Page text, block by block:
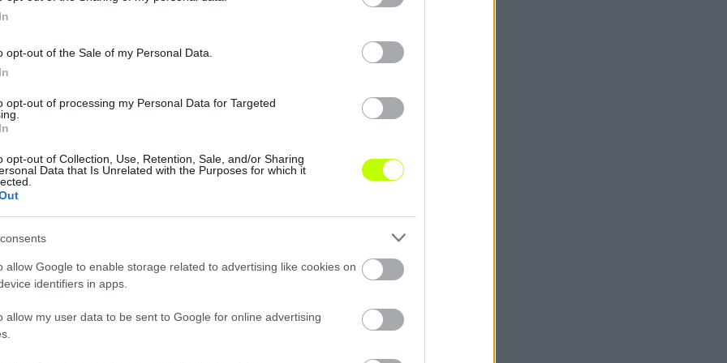
opt-out of the Sale of my Personal Data.
opt-out of processing my Personal Data for Targeted
opt-out of Collection, Use, Retention, Sale, and/or Sharing
Data that Is Unrelated with the Purposes for which it
allow Google to enable storage related to advertising like cookies on
identifiers in apps.
allow my user data to be sent to Google for online advertising
a Puskás Akadémia két magyar válogatott játékosa
.